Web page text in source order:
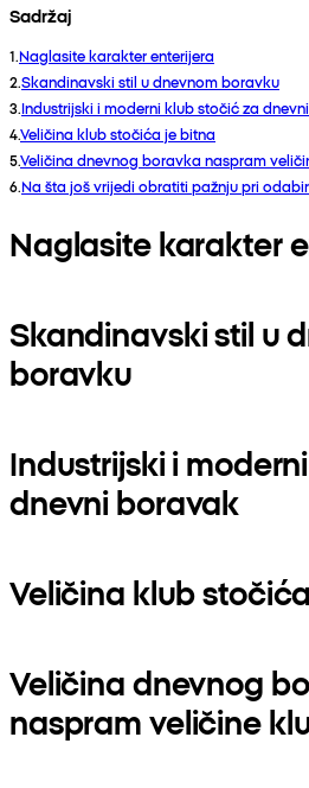
Sadržaj
1.Naglasite karakter enterijera
2.Skandinavski stil u dnevnom boravku
3.Industrijski i moderni klub stočić za
4.Veličina klub stočića je bitna
5.Veličina dnevnog boravka naspram
6.Na šta još vrijedi obratiti pažnju pri
Naglasite karakter
Skandinavski stil u
boravku
Industrijski i
dnevni boravak
Veličina klub
Veličina dnevnog
naspram veličine